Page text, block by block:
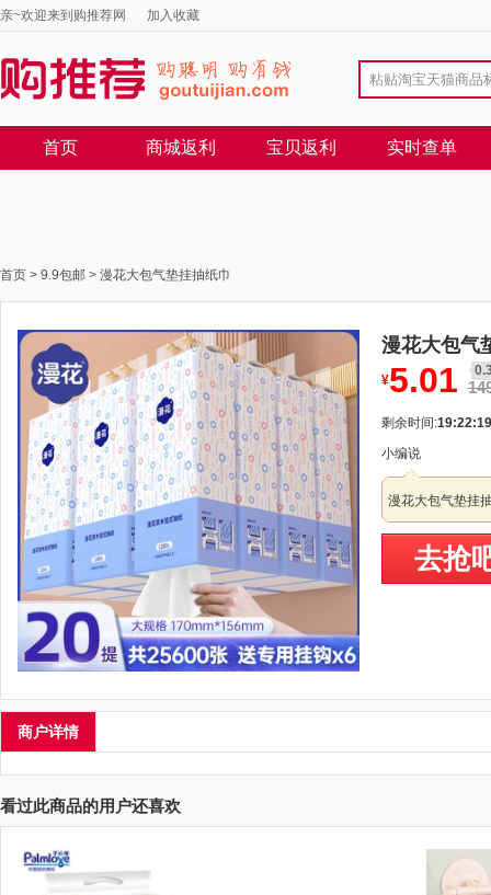
亲~欢迎来到购推荐网 加入收藏
首页 商城返利 宝贝返利 实时查单
首页 > 9.9包邮 > 漫花大包气垫挂抽纸巾
漫花大包气
¥5.01
剩余时间:19:22:19
小编说
漫花大包气垫挂
去抢
商户详情
看过此商品的用户还喜欢